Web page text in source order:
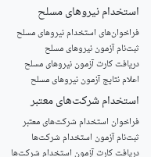
استخدام‌ نیروهای مسلح
‌فراخوان‌های استخدام‌ نیروهای مسلح
ثبت‌نام آزمون نیروهای مسلح
دریافت کارت آزمون نیروهای مسلح
اعلام نتایج آزمون نیروهای مسلح
استخدام‌ شرکت‌های معتبر
فراخوان استخدام شرکت‌های معتبر
ثبت‌نام آزمون استخدام شرکت‌ها
دریافت کارت آزمون استخدام شرکت‌ها